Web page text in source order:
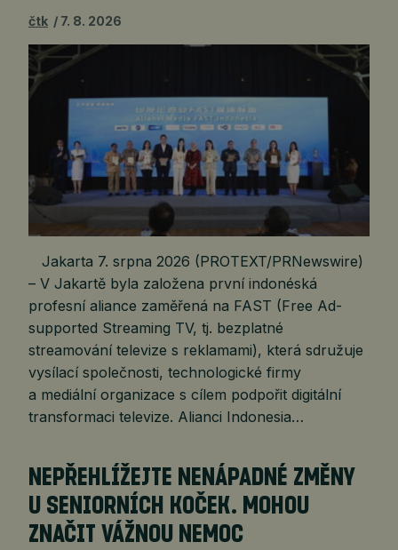
čtk 7. 8. 2026
Jakarta 7. srpna 2026 (PROTEXT/PRNewswire)
– V Jakartě byla založena první indonéská
profesní aliance zaměřená na FAST (Free Ad-
supported Streaming TV, tj. bezplatné
streamování televize s reklamami), která sdružuje
vysílací společnosti, technologické firmy
a mediální organizace s cílem podpořit digitální
transformaci televize. Alianci Indonesia…
NEPŘEHLÍŽEJTE NENÁPADNÉ ZMĚNY
U SENIORNÍCH KOČEK. MOHOU
ZNAČIT VÁŽNOU NEMOC